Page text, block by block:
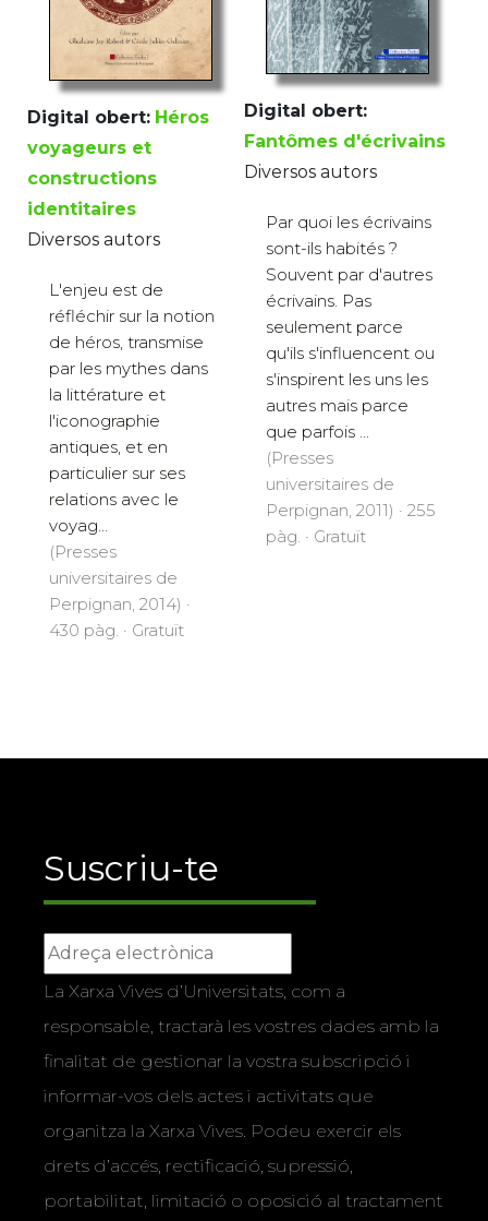
Digital obert: Héros
voyageurs et
constructions
identitaires
Diversos autors
L'enjeu est de
réfléchir sur la notion
de héros, transmise
par les mythes dans
la littérature et
l'iconographie
antiques, et en
particulier sur ses
relations avec le
voyag...
(Presses
universitaires de
Perpignan, 2014) ·
430 pàg. · Gratuït
Digital obert:
Fantômes d'écrivains
Diversos autors
Par quoi les écrivains
sont-ils habités ?
Souvent par d'autres
écrivains. Pas
seulement parce
qu'ils s'influencent ou
s'inspirent les uns les
autres mais parce
que parfois ...
(Presses
universitaires de
Perpignan, 2011) · 255
pàg. · Gratuït
Suscriu-te
La Xarxa Vives d’Universitats, com a
responsable, tractarà les vostres dades amb la
finalitat de gestionar la vostra subscripció i
informar-vos dels actes i activitats que
organitza la Xarxa Vives. Podeu exercir els
drets d’accés, rectificació, supressió,
portabilitat, limitació o oposició al tractament